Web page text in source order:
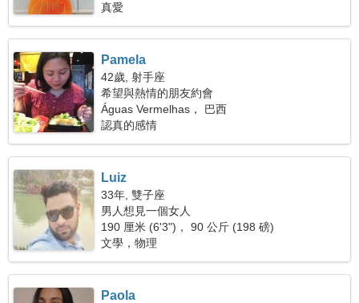
真愛
Pamela
42歲, 射手座
希望與熱情的朋友約會
Águas Vermelhas， 巴西
認真的感情
Luiz
33年, 雙子座
男人想見一個女人
190 厘米 (6'3")， 90 公斤 (198 磅)
文學，物理
Paola